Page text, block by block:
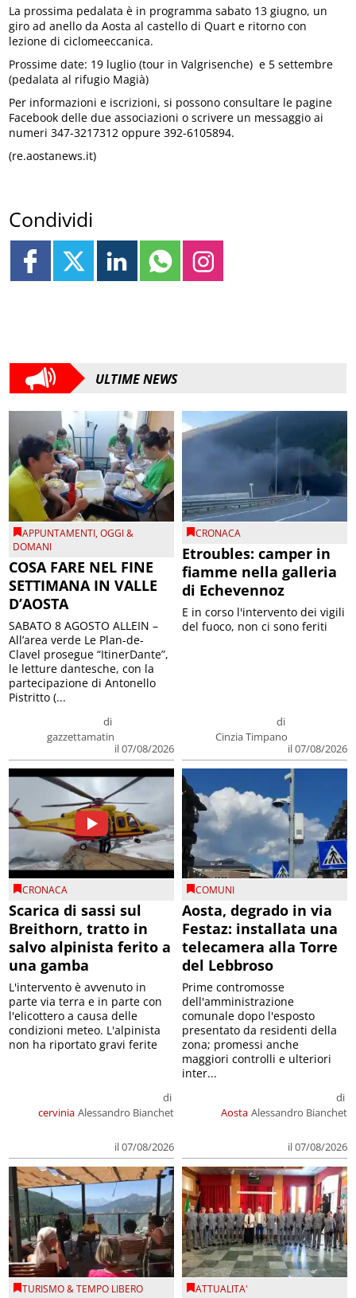
La prossima pedalata è in programma sabato 13 giugno, un
giro ad anello da Aosta al castello di Quart e ritorno con
lezione di ciclomeeccanica.
Prossime date: 19 luglio (tour in Valgrisenche) e 5 settembre
(pedalata al rifugio Magià)
Per informazioni e iscrizioni, si possono consultare le pagine
Facebook delle due associazioni o scrivere un messaggio ai
numeri 347-3217312 oppure 392-6105894.
(re.aostanews.it)
Condividi
ULTIME NEWS
APPUNTAMENTI,OGGI &
DOMANI
COSA FARE NEL FINE
SETTIMANA IN VALLE
D’AOSTA
di
gazzettamatin
il 07/08/2026
SABATO 8 AGOSTO ALLEIN –
All’area verde Le Plan-de-
Clavel prosegue “ItinerDante”,
le letture dantesche, con la
partecipazione di Antonello
Pistritto (...
CRONACA
Etroubles: camper in
fiamme nella galleria
di Echevennoz
di
Cinzia Timpano
il 07/08/2026
E in corso l'intervento dei vigili
del fuoco, non ci sono feriti
CRONACA
Scarica di sassi sul
Breithorn, tratto in
salvo alpinista ferito a
una gamba
cervinia
di
Alessandro Bianchet
il 07/08/2026
L'intervento è avvenuto in
parte via terra e in parte con
l'elicottero a causa delle
condizioni meteo. L'alpinista
non ha riportato gravi ferite
COMUNI
Aosta, degrado in via
Festaz: installata una
telecamera alla Torre
del Lebbroso
Aosta
di
Alessandro Bianchet
il 07/08/2026
Prime contromosse
dell'amministrazione
comunale dopo l'esposto
presentato da residenti della
zona; promessi anche
maggiori controlli e ulteriori
inter...
TURISMO & TEMPO LIBERO ATTUALITA'